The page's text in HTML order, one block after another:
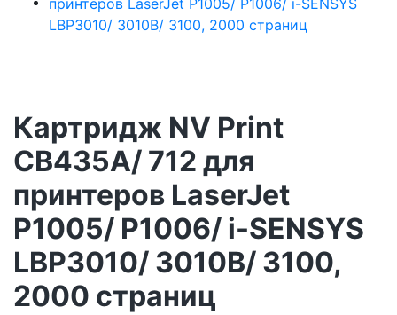
Картридж NV Print
CB435A/ 712 для
принтеров LaserJet
P1005/ P1006/ i-SENSYS
LBP3010/ 3010B/ 3100,
2000 страниц